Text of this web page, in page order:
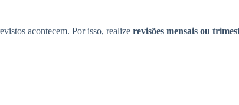
acontecem. Por isso, realize revisões mensais ou